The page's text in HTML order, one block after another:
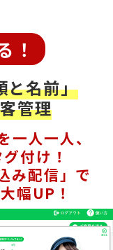
！
と名前」
管理
一人一人、
付け！
み配信」で
幅UP！